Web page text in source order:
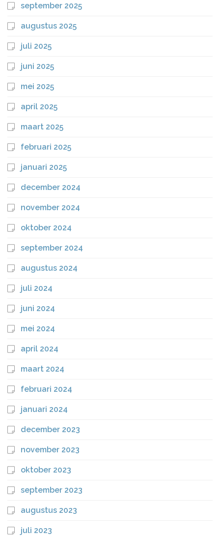
september 2025
augustus 2025
juli 2025
juni 2025
mei 2025
april 2025
maart 2025
februari 2025
januari 2025
december 2024
november 2024
oktober 2024
september 2024
augustus 2024
juli 2024
juni 2024
mei 2024
april 2024
maart 2024
februari 2024
januari 2024
december 2023
november 2023
oktober 2023
september 2023
augustus 2023
juli 2023